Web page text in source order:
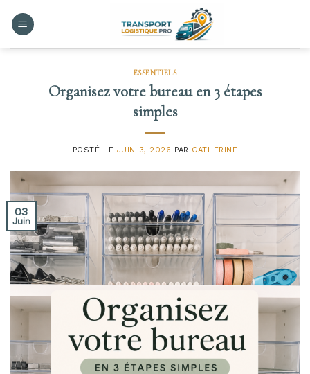
ESSENTIELS
Organisez votre bureau en 3 étapes
simples
POSTÉ LE JUIN 3, 2026 PAR CATHERINE
03
Juin